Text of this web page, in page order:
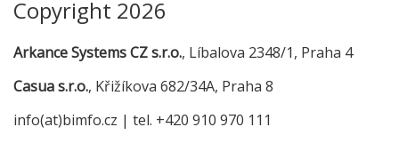
Copyright 2026
Arkance Systems CZ s.r.o., Líbalova 2348/1, Praha 4
Casua s.r.o., Křižíkova 682/34A, Praha 8
info(at)bimfo.cz | tel. +420 910 970 111